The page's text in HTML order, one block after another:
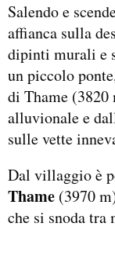
Salendo e
affianca sulla
dipinti murali e
un piccolo
di Thame (3820
alluvionale e
sulle vette
Dal villaggio è
Thame (3970
che si snoda tra